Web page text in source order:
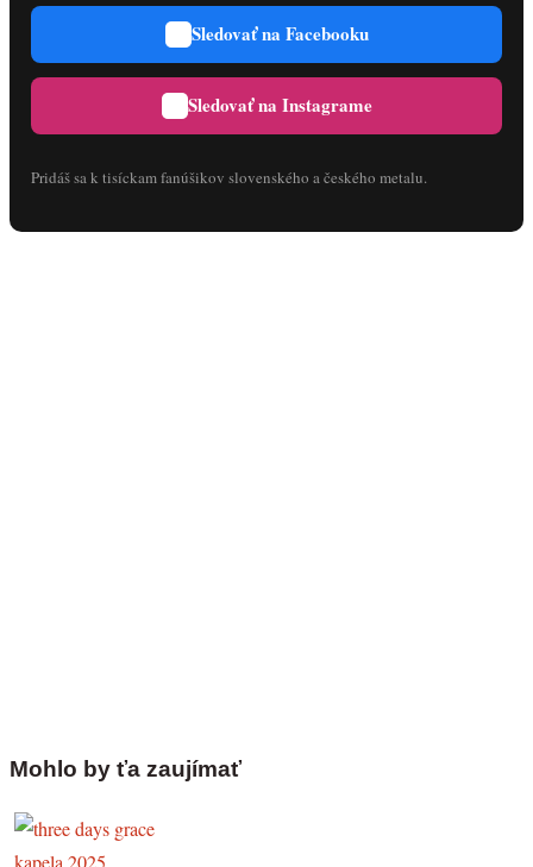
Sledovať na Facebooku
Sledovať na Instagrame
Pridáš sa k tisíckam fanúšikov slovenského a českého metalu.
Mohlo by ťa zaujímať